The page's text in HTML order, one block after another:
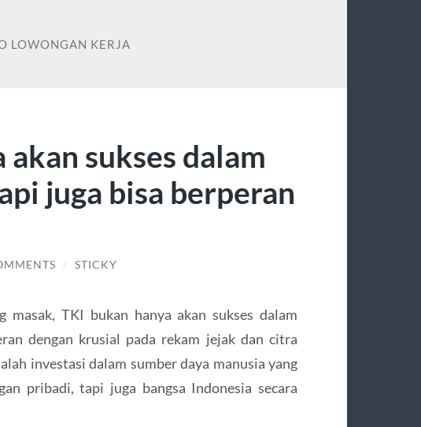
LOWONGAN KERJA
sukses dalam
juga bisa berperan
/ STICKY
masak, TKI bukan hanya akan sukses dalam
dengan krusial pada rekam jejak dan citra
investasi dalam sumber daya manusia yang
pribadi, tapi juga bangsa Indonesia secara